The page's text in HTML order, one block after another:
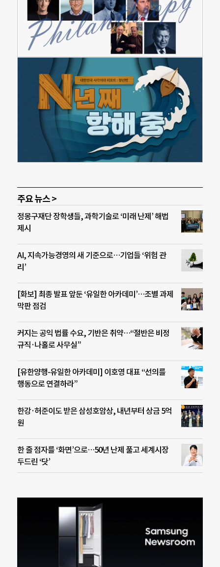
주요 뉴스 >
정몽구재단 장학생들, 과학기술로 ‘미래 난제’ 해법
제시
AI, 지속가능경영의 새 기준으로…기업들 ‘위험 관
리’
[화보] 최종 발표 앞둔 ‘유일한 아카데미’…조별 과제
막판 점검
커지는 공익 법률 수요, 기반은 취약…“절반은 비정
규직·나홀로 사무실”
[유한양행-유일한 아카데미] 이호영 대표 “선의를
행동으로 연결하라”
한강·허준이도 받은 삼성호암상, 내년부터 상금 5억
원
한 줄 점자를 ‘화면’으로…50년 난제 풀고 세계시장
두드린 ‘닷’